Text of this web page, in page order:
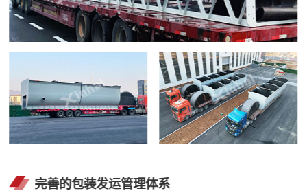
完善的包装发运管理体系